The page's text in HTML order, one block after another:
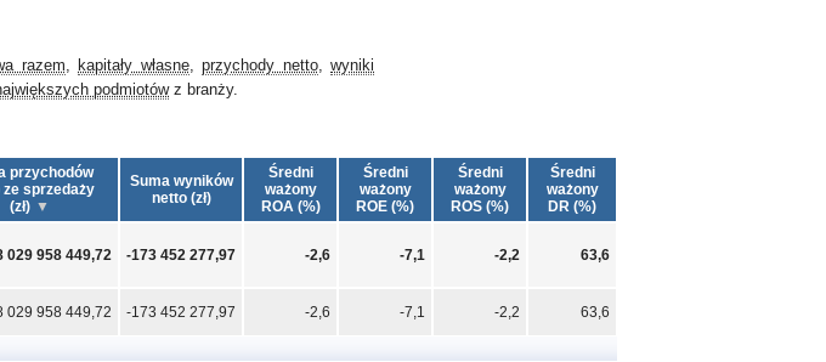
razem, kapitały własne,przychody netto,wyniki
podmiotówz branży.
przychodów
ze sprzedaży
(zł)
Suma wyników
netto (zł)
Średni
ważony
ROA (%)
Średni
ważony
ROE (%)
Średni
ważony
ROS (%)
Średni
ważony
DR (%)
029 958 449,72 -173 452 277,97 -2,6 -7,1 -2,2 63,6
029 958 449,72 -173 452 277,97 -2,6 -7,1 -2,2 63,6